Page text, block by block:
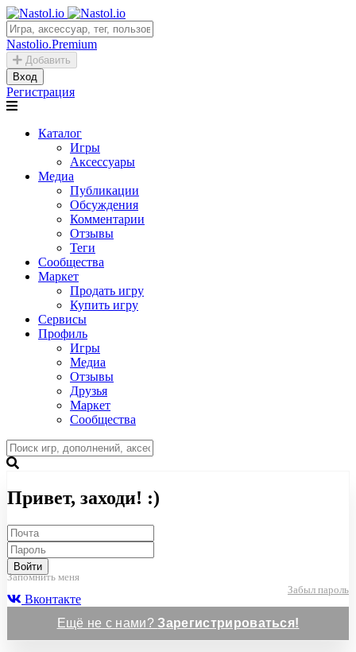
Nastolio.Premium
Добавить
Вход
Регистрация
Каталог
Игры
Аксессуары
Медиа
Публикации
Обсуждения
Комментарии
Отзывы
Теги
Сообщества
Маркет
Продать игру
Купить игру
Сервисы
Профиль
Игры
Медиа
Отзывы
Друзья
Маркет
Сообщества
Привет, заходи! :)
Войти
Запомнить меня
Забыл пароль
Вконтакте
Ещё не с нами?Зарегистрироваться!